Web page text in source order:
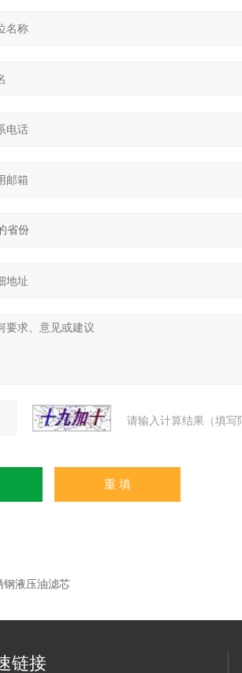
请输入计算结果（填写
钢液压油滤芯
链接